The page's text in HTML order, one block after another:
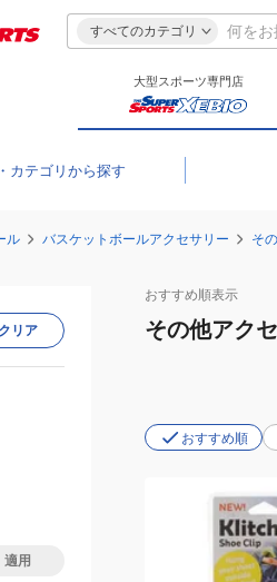
すべてのカテゴリ
大型スポーツ専門店
カテゴリ
ル バスケットボールアクセサリー そ
おすすめ順表示
その他アク
おすすめ順
リア
適用